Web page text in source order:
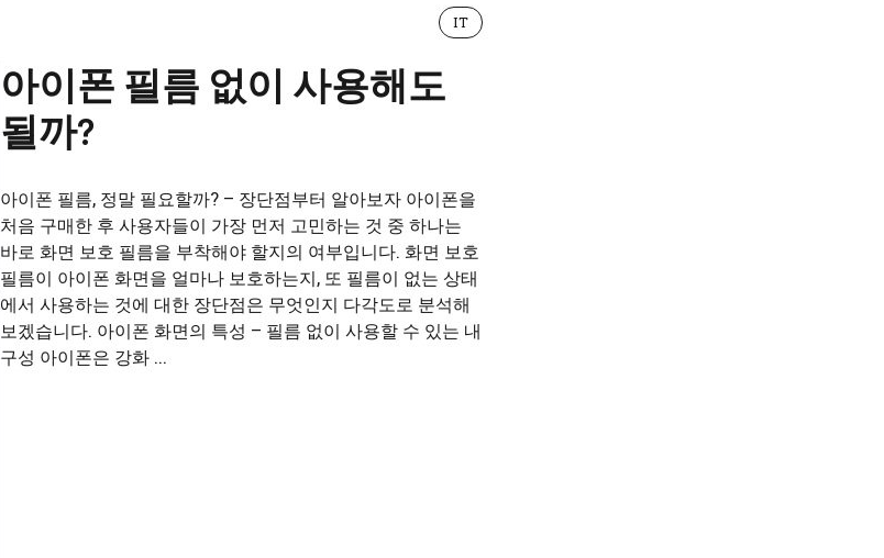
IT
아이폰 필름 없이 사용해도
될까?
아이폰 필름, 정말 필요할까? – 장단점부터 알아보자 아이폰을
처음 구매한 후 사용자들이 가장 먼저 고민하는 것 중 하나는
바로 화면 보호 필름을 부착해야 할지의 여부입니다. 화면 보호
필름이 아이폰 화면을 얼마나 보호하는지, 또 필름이 없는 상태
에서 사용하는 것에 대한 장단점은 무엇인지 다각도로 분석해
보겠습니다. 아이폰 화면의 특성 – 필름 없이 사용할 수 있는 내
구성 아이폰은 강화 ...